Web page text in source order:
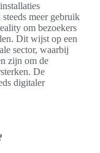
meer gebruik
om bezoekers
Dit wijst op een
sector, waarbij
zijn om de
De
digitaler